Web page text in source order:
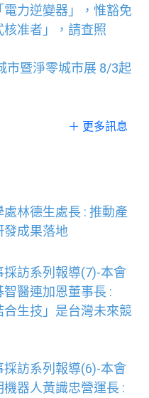
電力逆變器」，惟豁免
核准者」，請查照
市暨淨零城市展 8/3起
＋ 更多訊息
處林德生處長 : 推動產
發成果落地
採訪系列報導(7)-本會
醫連加恩董事長 :
合生技」是台灣未來競
採訪系列報導(6)-本會
器人黃識忠營運長 :